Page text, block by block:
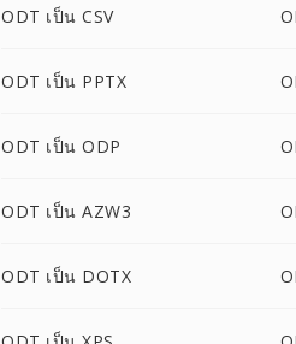
ODT เป็น CSV
ODT เป็น PPTX
ODT เป็น ODP
ODT เป็น AZW3
ODT เป็น DOTX